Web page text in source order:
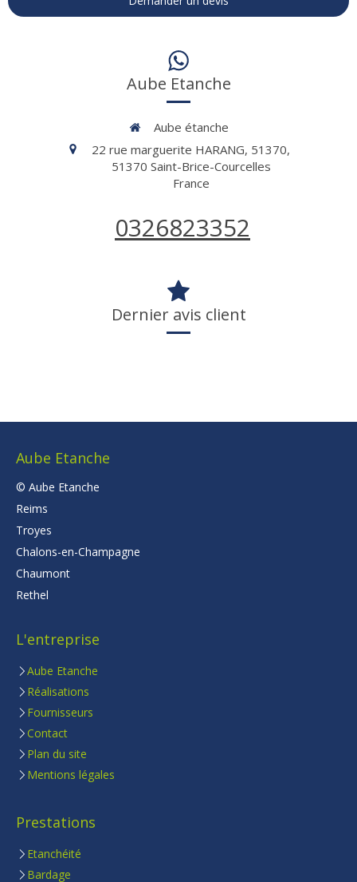
Aube Etanche
Aube étanche
22 rue marguerite HARANG, 51370,
51370 Saint-Brice-Courcelles
France
0326823352
Dernier avis client
Aube Etanche
© Aube Etanche
Reims
Troyes
Chalons-en-Champagne
Chaumont
Rethel
L'entreprise
Aube Etanche
Réalisations
Fournisseurs
Contact
Plan du site
Mentions légales
Prestations
Etanchéité
Bardage